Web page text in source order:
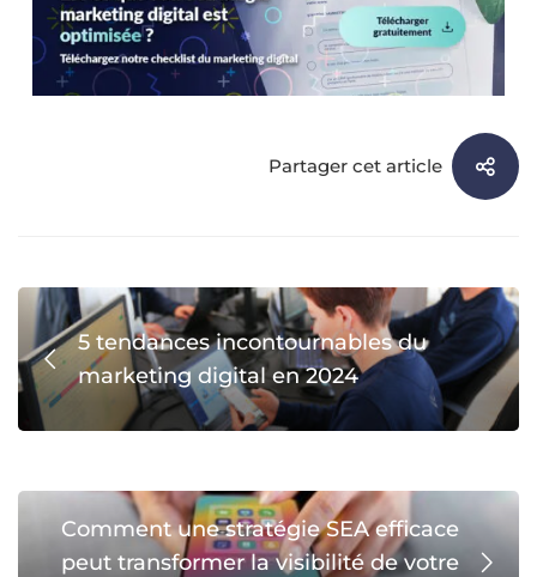
Partager cet article
5 tendances incontournables du
marketing digital en 2024
Comment une stratégie SEA efficace
peut transformer la visibilité de votre